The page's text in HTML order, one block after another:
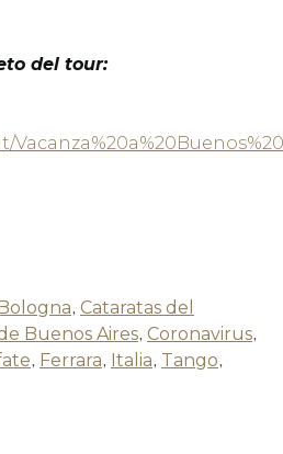
del tour:
, Cataratas del
Buenos Aires, Coronavirus,
, Ferrara, Italia, Tango,